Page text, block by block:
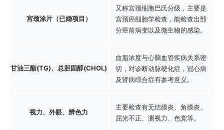
宫颈涂片（已婚项目）
又称宫颈细胞巴氏分级，主要是
宫颈癌细胞学检查，能检查出部
分癌前病变以及微生物的感染。
甘油三酯(TG)、总胆固醇(CHOL)
血脂浓度与心脑血管疾病关系密
切，对诊断动脉硬化症，冠心病
及肾病综合症有参考意义。
视力、外眼、辨色力
主要检查有无结膜炎、角膜炎、
屈光不正、测视力、色觉等。